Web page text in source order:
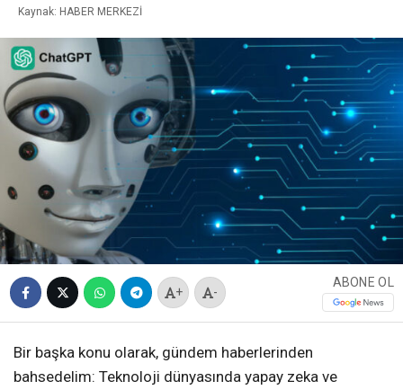
Kaynak: HABER MERKEZİ
+ -
ABONE OL
Bir başka konu olarak, gündem haberlerinden
bahsedelim: Teknoloji dünyasında yapay zeka ve